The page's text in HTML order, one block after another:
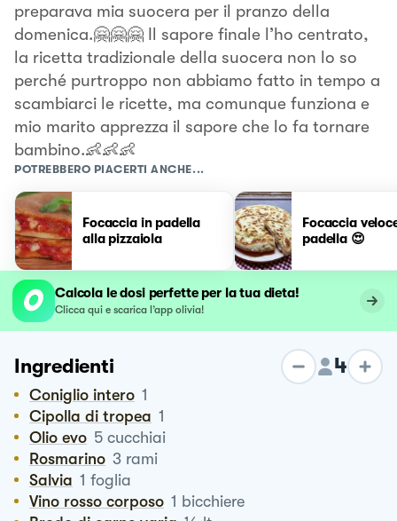
preparava mia suocera per il pranzo della
domenica.🤗🤗🤗 Il sapore finale l’ho centrato,
la ricetta tradizionale della suocera non lo so
perché purtroppo non abbiamo fatto in tempo a
scambiarci le ricette, ma comunque funziona e
mio marito apprezza il sapore che lo fa tornare
bambino.👶👶👶
POTREBBERO PIACERTI ANCHE...
Focaccia in padella
alla pizzaiola
Focaccia
padella 😍
Calcola le dosi perfette per la tua dieta!
Clicca qui e scarica l’app olivia!
Ingredienti 4
Coniglio intero 1
Cipolla di tropea 1
Olio evo 5 cucchiai
Rosmarino 3 rami
Salvia 1 foglia
Vino rosso corposo 1 bicchiere